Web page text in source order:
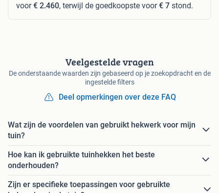
voor€ 2.460, terwijl de goedkoopste voor€ 7 stond.
Veelgestelde vragen
De onderstaande waarden zijn gebaseerd op je zoekopdracht en de
ingestelde filters
Deel opmerkingen over deze FAQ
Wat zijn de voordelen van gebruikt hekwerk voor mijn
tuin?
Hoe kan ik gebruikte tuinhekken het beste
onderhouden?
Zijn er specifieke toepassingen voor gebruikte